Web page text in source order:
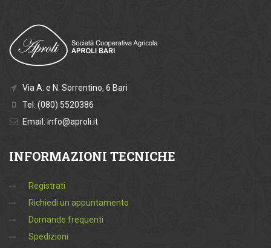
Via A. e N. Sorrentino, 6 Bari
Tel: (080) 5520386
Email: info@aproli.it
INFORMAZIONI TECNICHE
Registrati
Richiedi un appuntamento
Domande frequenti
Spedizioni